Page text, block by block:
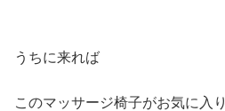
うちに来れば
このマッサージ椅子がお気に入り